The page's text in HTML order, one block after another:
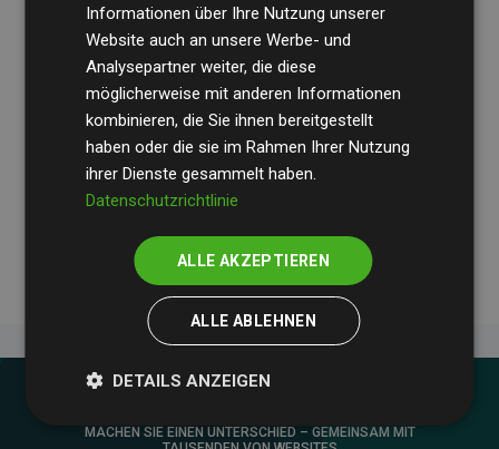
Die Wirtschaftsprüfungsgesellschaft BDOüberprüft
regelmäßig unsere Berechnungen und Methodik, um
Transparenz und Verlässlichkeit sicherzustellen.
Ihre Prüfungen belegen, dass unsere Investitionen in
Klimaschutzprojekte im Durchschnitt200 % der
geschätzten CO₂-Emissionender teilnehmenden
Websites kompensieren – ein klarer Nachweis für die
messbare Klimawirkung unseres Ansatzes.
MACHEN SIE EINEN UNTERSCHIED – GEMEINSAM MIT
Informationen über Ihre Nutzung unserer
Website auch an unsere Werbe- und
Analysepartner weiter, die diese
möglicherweise mit anderen Informationen
kombinieren, die Sie ihnen bereitgestellt
haben oder die sie im Rahmen Ihrer Nutzung
ihrer Dienste gesammelt haben.
Datenschutzrichtlinie
ALLE AKZEPTIEREN
ALLE ABLEHNEN
DETAILS ANZEIGEN